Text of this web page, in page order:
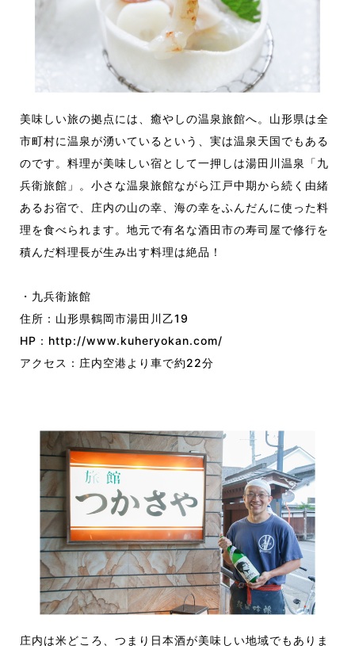
美味しい旅の拠点には、癒やしの温泉旅館へ。山形県は全
市町村に温泉が湧いているという、実は温泉天国でもある
のです。料理が美味しい宿として一押しは湯田川温泉「九
兵衛旅館」。小さな温泉旅館ながら江戸中期から続く由緒
あるお宿で、庄内の山の幸、海の幸をふんだんに使った料
理を食べられます。地元で有名な酒田市の寿司屋で修行を
積んだ料理長が生み出す料理は絶品！
・九兵衛旅館
住所：山形県鶴岡市湯田川乙19
HP： http://www.kuheryokan.com/
アクセス：庄内空港より車で約22分
庄内は米どころ、つまり日本酒が美味しい地域でもありま